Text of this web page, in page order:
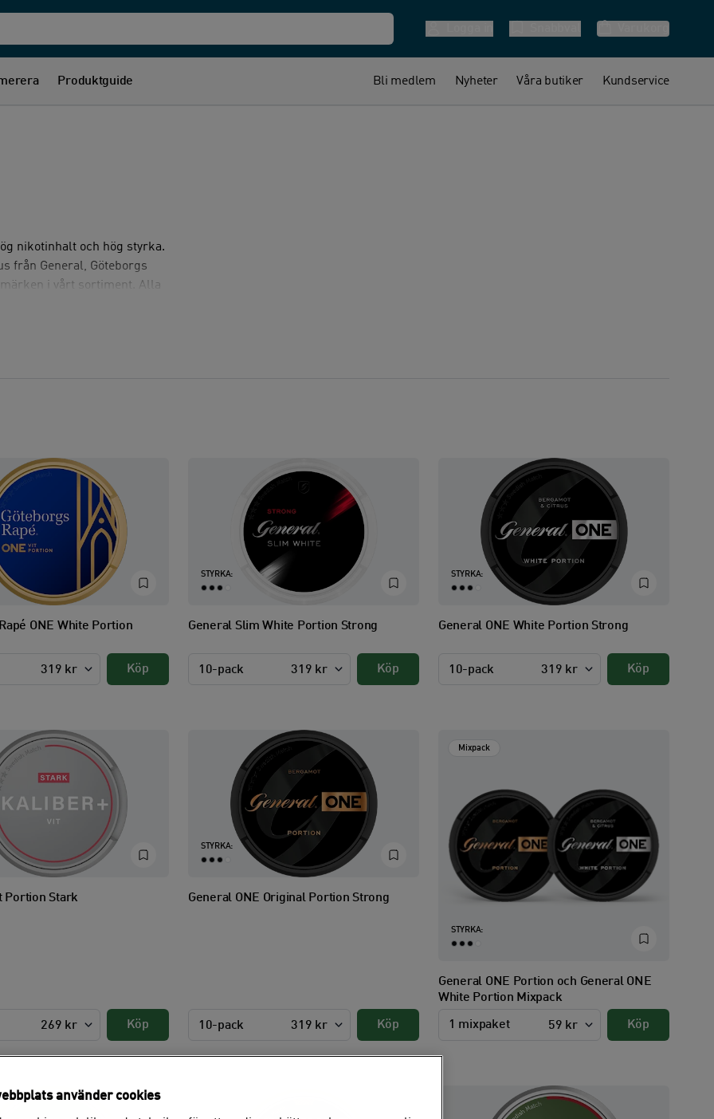
Produktguide Bli medlem Nyheter Våra butiker Kundservice
nikotinhalt och hög styrka.
från General, Göteborgs
i vårt sortiment. Alla
veckor innan bäst-före-
ONE White Portion
319 kr Köp
STYRKA:
General Slim White Portion Strong
10-pack 319 kr Köp
STYRKA:
General ONE White Portion Strong
10-pack 319 kr Köp
Portion Stark
269 kr Köp
STYRKA:
General ONE Original Portion Strong
10-pack 319 kr Köp
STYRKA:
General ONE Portion och General ONE
White Portion Mixpack
Mixpack
1 mixpaket 59 kr Köp
använder cookies